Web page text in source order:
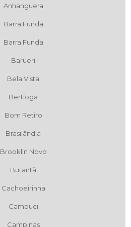
Anhanguera
Barra Funda
Barra Funda
Barueri
Bela Vista
Bertioga
Bom Retiro
Brasilândia
Brooklin Novo
Butantã
Cachoeirinha
Cambuci
Campinas